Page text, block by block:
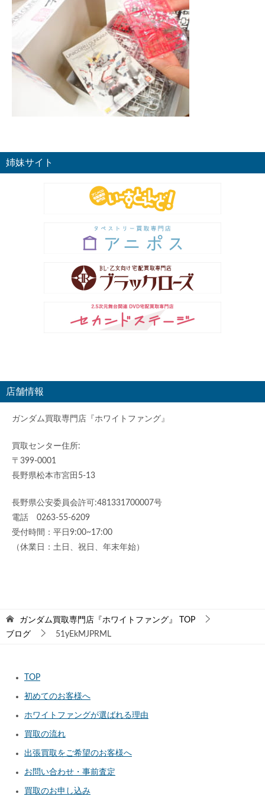
姉妹サイト
店舗情報
ガンダム買取専門店『ホワイトファング』
買取センター住所:
〒399-0001
長野県松本市宮田5-13
長野県公安委員会許可:481331700007号
電話 0263-55-6209
受付時間：平日9:00~17:00
（休業日：土日、祝日、年末年始）
ガンダム買取専門店『ホワイトファング』
TOP
ブログ
51yEkMJPRML
TOP
初めてのお客様へ
ホワイトファングが選ばれる理由
買取の流れ
出張買取をご希望のお客様へ
お問い合わせ・事前査定
買取のお申し込み